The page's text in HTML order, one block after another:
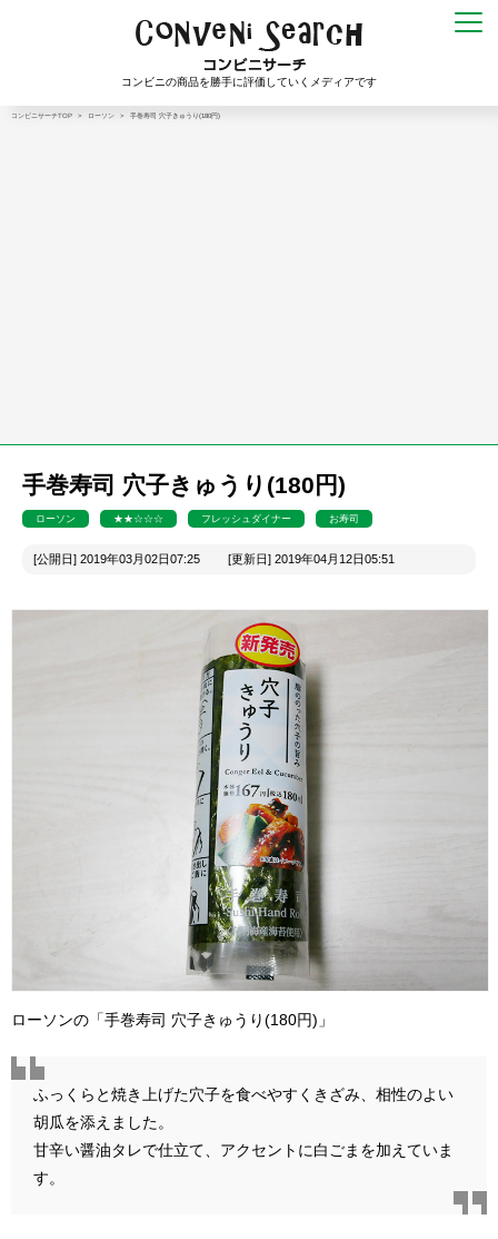
コンビニの商品を勝手に評価していくメディアです
コンビニサーチTOP > ローソン > 手巻寿司 穴子きゅうり(180円)
手巻寿司 穴子きゅうり(180円)
ローソン ★★☆☆☆ フレッシュダイナー お寿司
[公開日] 2019年03月02日07:25 [更新日] 2019年04月12日05:51
ローソンの「手巻寿司 穴子きゅうり(180円)」
ふっくらと焼き上げた穴子を食べやすくきざみ、相性のよい
胡瓜を添えました。
甘辛い醤油タレで仕立て、アクセントに白ごまを加えていま
す。